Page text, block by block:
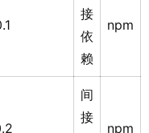
接
依
赖
npm
间
接
npm